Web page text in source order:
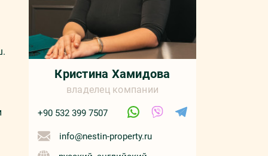
Кристина Хамидова
владелец компании
+90 532 399 7507
info@nestin-property.ru